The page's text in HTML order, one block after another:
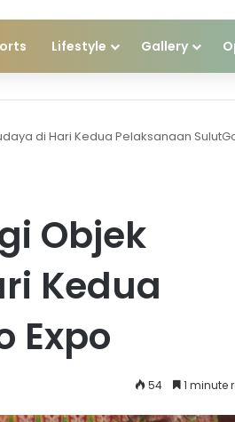
Lifestyle Gallery
di Hari Kedua Pelaksanaan
Objek
Kedua
Expo
54 1 minute